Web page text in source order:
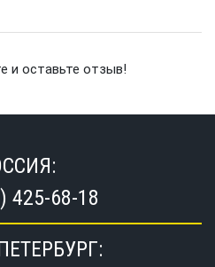
и оставьте отзыв!
425-68-18